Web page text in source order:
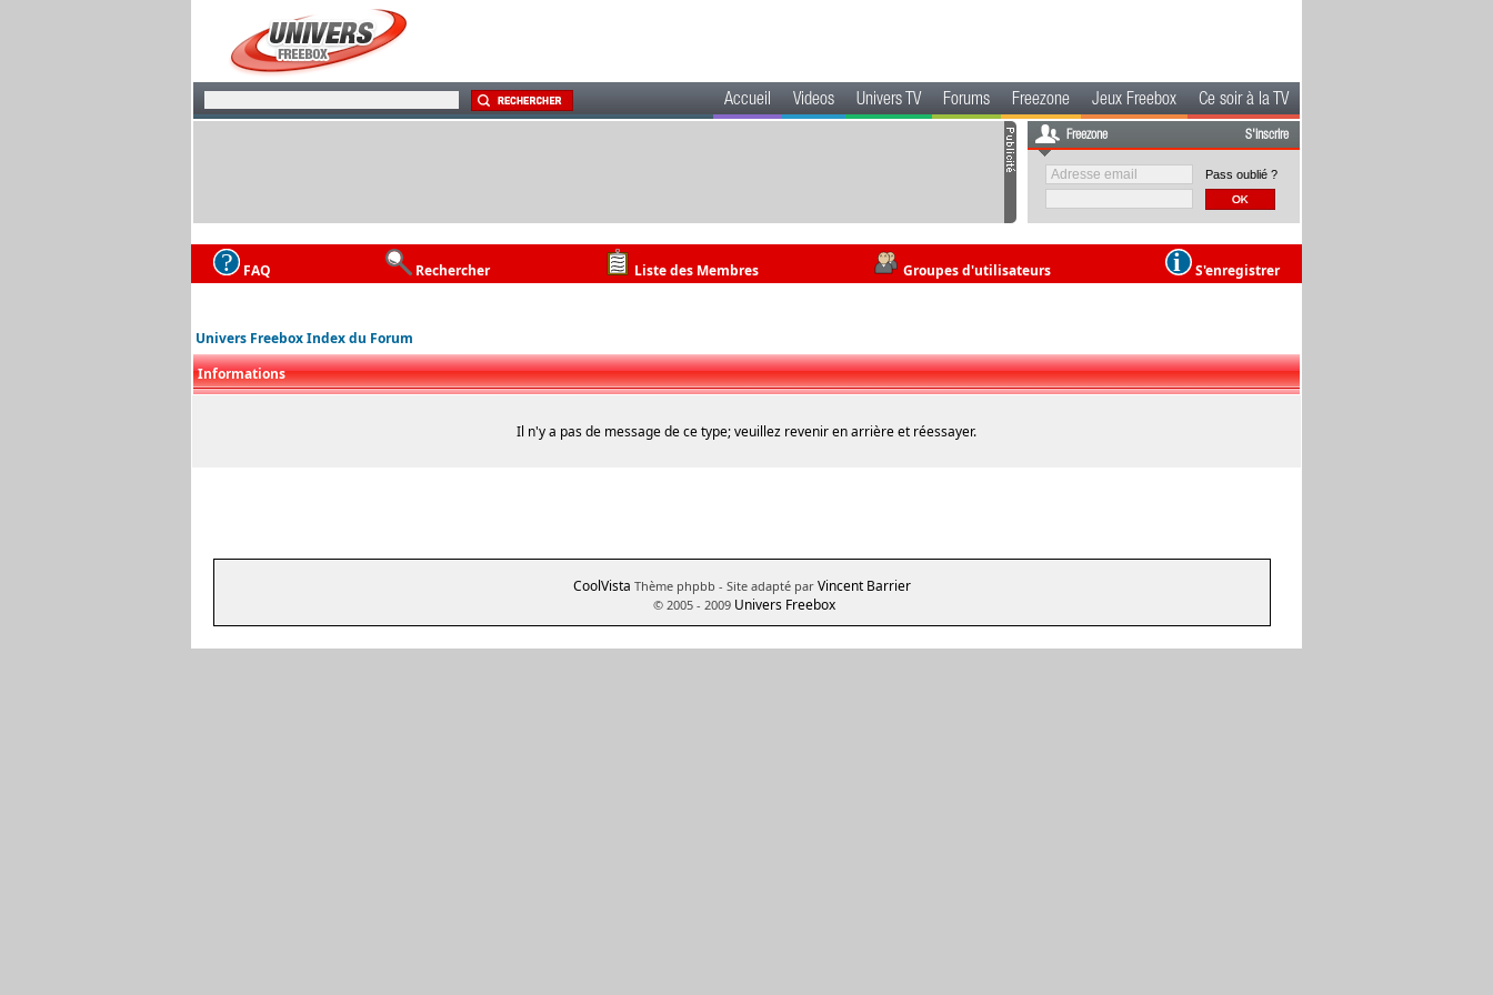
Accueil Videos Univers TV Forums Freezone Jeux Freebox Ce soir à la TV
Freezone S'inscrire
Pass oublié ?
FAQ Rechercher Liste des Membres Groupes d'utilisateurs S'enregistrer
Univers Freebox Index du Forum
Informations
Il n'y a pas de message de ce type; veuillez revenir en arrière et réessayer.
CoolVista Thème phpbb - Site adapté par Vincent Barrier
© 2005 - 2009 Univers Freebox